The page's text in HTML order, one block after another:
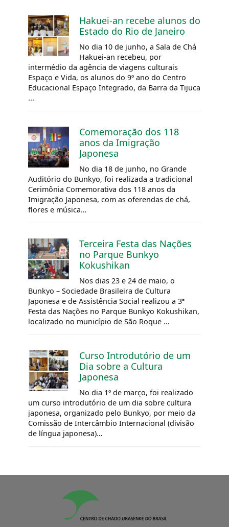
Hakuei-an recebe alunos do
Estado do Rio de Janeiro
No dia 10 de junho, a Sala de Chá
Hakuei-an recebeu, por
intermédio da agência de viagens culturais
Espaço e Vida, os alunos do 9º ano do Centro
Educacional Espaço Integrado, da Barra da Tijuca
...
Comemoração dos 118
anos da Imigração
Japonesa
No dia 18 de junho, no Grande
Auditório do Bunkyo, foi realizada a tradicional
Cerimônia Comemorativa dos 118 anos da
Imigração Japonesa, com as oferendas de chá,
flores e música…
Terceira Festa das Nações
no Parque Bunkyo
Kokushikan
Nos dias 23 e 24 de maio, o
Bunkyo – Sociedade Brasileira de Cultura
Japonesa e de Assistência Social realizou a 3ª
Festa das Nações no Parque Bunkyo Kokushikan,
localizado no município de São Roque ...
Curso Introdutório de um
Dia sobre a Cultura
Japonesa
No dia 1º de março, foi realizado
um curso introdutório de um dia sobre cultura
japonesa, organizado pelo Bunkyo, por meio da
Comissão de Intercâmbio Internacional (divisão
de língua japonesa)…